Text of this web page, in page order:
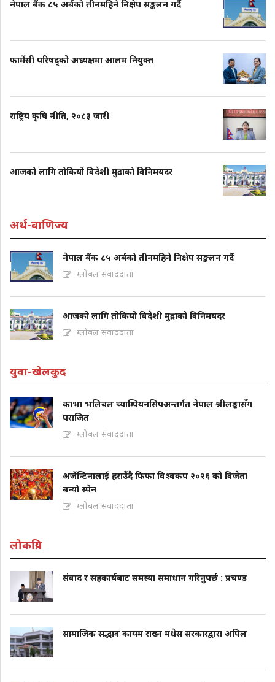
नेपाल बैंक ८५ अर्बको तीनमहिने निक्षेप सङ्कलन गर्दै
फार्मेसी परिषद्को अध्यक्षमा आलम नियुक्त
राष्ट्रिय कृषि नीति, २०८३ जारी
आजको लागि तोकियो विदेशी मुद्राको विनिमयदर
अर्थ-वाणिज्य
नेपाल बैंक ८५ अर्बको तीनमहिने निक्षेप सङ्कलन गर्दै
ग्लोबल संवाददाता
आजको लागि तोकियो विदेशी मुद्राको विनिमयदर
ग्लोबल संवाददाता
युवा-खेलकुद
काभा भलिबल च्याम्पियनसिपअन्तर्गत नेपाल श्रीलङ्कासँग
पराजित
ग्लोबल संवाददाता
अर्जेन्टिनालाई हराउँदै फिफा विश्वकप २०२६ को विजेता
बन्यो स्पेन
ग्लोबल संवाददाता
लोकप्रिय
संवाद र सहकार्यबाट समस्या समाधान गरिनुपर्छ : प्रचण्ड
सामाजिक सद्भाव कायम राख्न मधेस सरकारद्वारा अपिल